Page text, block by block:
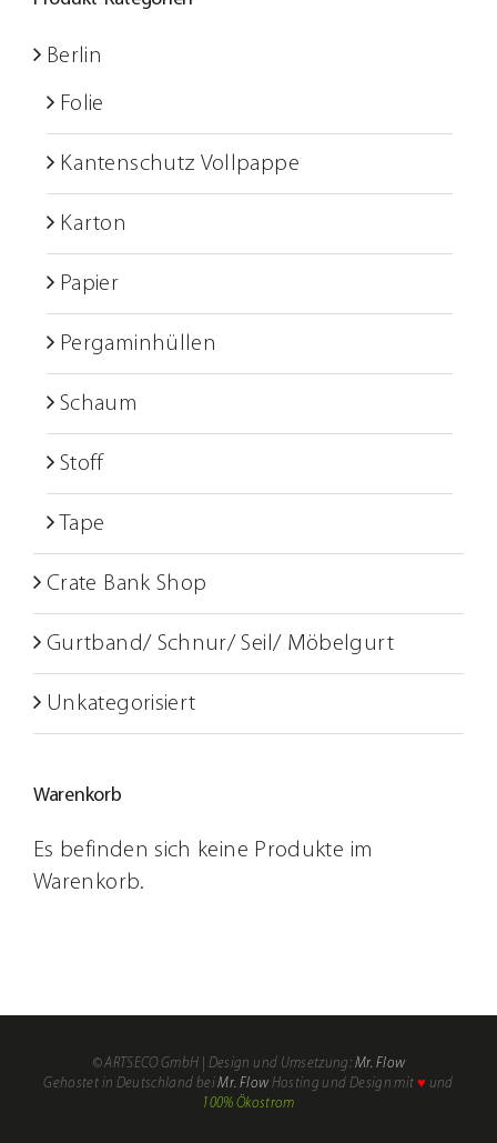
Berlin
Folie
Kantenschutz Vollpappe
Karton
Papier
Pergaminhüllen
Schaum
Stoff
Tape
Crate Bank Shop
Gurtband/ Schnur/ Seil/ Möbelgurt
Unkategorisiert
Warenkorb
Es befinden sich keine Produkte im
Warenkorb.
© ARTSECO GmbH | Design und Umsetzung: Mr. Flow
Gehostet in Deutschland beiMr. Flow Hosting und Design mit ♥ und
100% Ökostrom
Material-